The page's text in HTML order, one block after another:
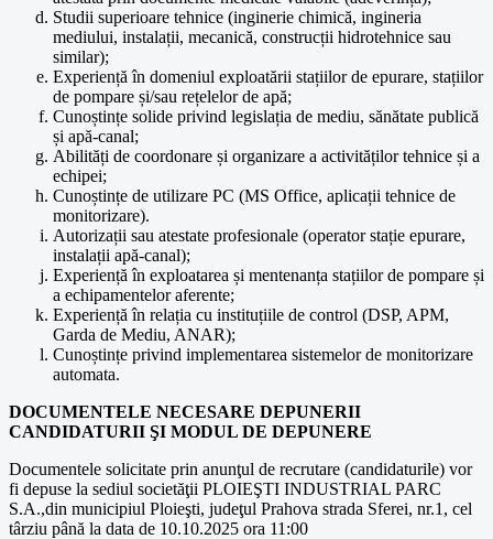
Studii superioare tehnice (inginerie chimică, ingineria
mediului, instalații, mecanică, construcții hidrotehnice sau
similar);
Experiență în domeniul exploatării stațiilor de epurare, stațiilor
de pompare și/sau rețelelor de apă;
Cunoștințe solide privind legislația de mediu, sănătate publică
și apă-canal;
Abilități de coordonare și organizare a activităților tehnice și a
echipei;
Cunoștințe de utilizare PC (MS Office, aplicații tehnice de
monitorizare).
Autorizații sau atestate profesionale (operator stație epurare,
instalații apă-canal);
Experiență în exploatarea și mentenanța stațiilor de pompare și
a echipamentelor aferente;
Experiență în relația cu instituțiile de control (DSP, APM,
Garda de Mediu, ANAR);
Cunoștințe privind implementarea sistemelor de monitorizare
automata.
DOCUMENTELE NECESARE DEPUNERII
CANDIDATURII ŞI MODUL DE DEPUNERE
Documentele solicitate prin anunţul de recrutare (candidaturile) vor
fi depuse la sediul societăţii PLOIEŞTI INDUSTRIAL PARC
S.A.,din municipiul Ploieşti, judeţul Prahova strada Sferei, nr.1, cel
târziu până la data de 10.10.2025 ora 11:00